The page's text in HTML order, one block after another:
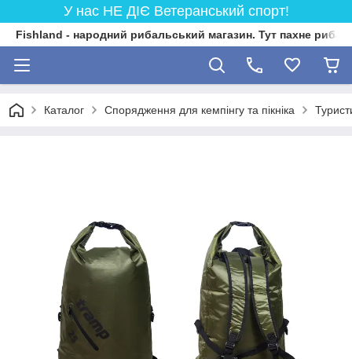
У нас НЕ ДІЄ Ветеранський спорт!
Fishland - народний рибальський магазин. Тут пахне
Каталог Спорядження для кемпінгу та пікніка